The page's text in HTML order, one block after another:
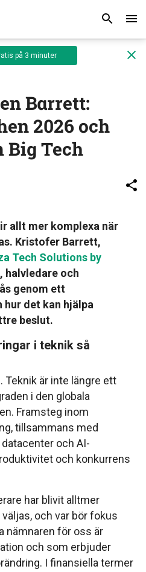
på 3 minuter
Barrett:
2026 och
Big Tech
allt mer komplexa när
Kristofer Barrett,
Tech Solutions by
halvledare och
genom ett
hur det kan hjälpa
beslut.
i teknik så
Teknik är inte längre ett
i den globala
Framsteg inom
tillsammans med
och AI-
och konkurrens
har blivit alltmer
och var bör fokus
nämnaren för oss är
och som erbjuder
I finansiella termer